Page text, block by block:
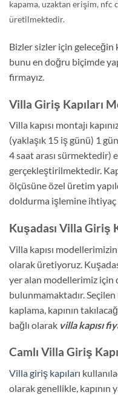
kapama, uzaktan erişim, nfc
üretilmektedir.
Bizler sizler için geleceğin
bunu en doğru biçimde
firmayız.
Villa Giriş Kapıları
Villa kapısı montajı
(yaklaşık 15 iş günü) 1
4 saat arası sürmektedir)
gerçekleştirilmektedir.
ölçüsüne özel üretim
doldurma işlemine ihtiyaç
Kuşadası Villa Giriş
Villa kapısı
olarak üretiyoruz.
yer alan modellerimiz
bulunmamaktadır.
kaplama, kapının
bağlı olarak villa kapısı
Camlı Villa Giriş
Villa giriş kapıları
olarak genellikle, kapının